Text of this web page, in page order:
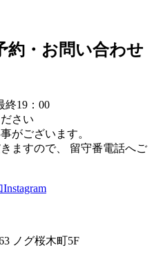
約・お問い合わせ
終19：00
さい
がございます。
ますので、 留守番電話へご
Instagram
ノグ桜木町5F